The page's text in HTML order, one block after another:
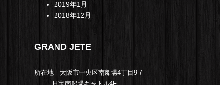
2019年1月
2018年12月
GRAND JETE
所在地 大阪市中央区南船場4丁目9-7
日宝南船場キャトル4F